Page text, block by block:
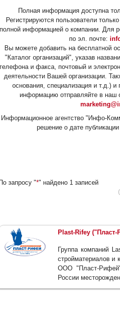
Полная информация доступна
Регистрируются пользователи
полной информацией о компании. Для
по эл. почте:
Вы можете добавить на бесплатной
"Каталог организаций", указав
и факса, почтовый и
деятельности Вашей организации.
основания, специализация и т.д.)
информацию отправляйте в наш
Информационное агентство "Инфо-
решение о дате
По запросу "*" найдено 1 записей
Plast-Rifey
Группа компаний
стройматериалов и
ООО "Пласт-Рифей"
России